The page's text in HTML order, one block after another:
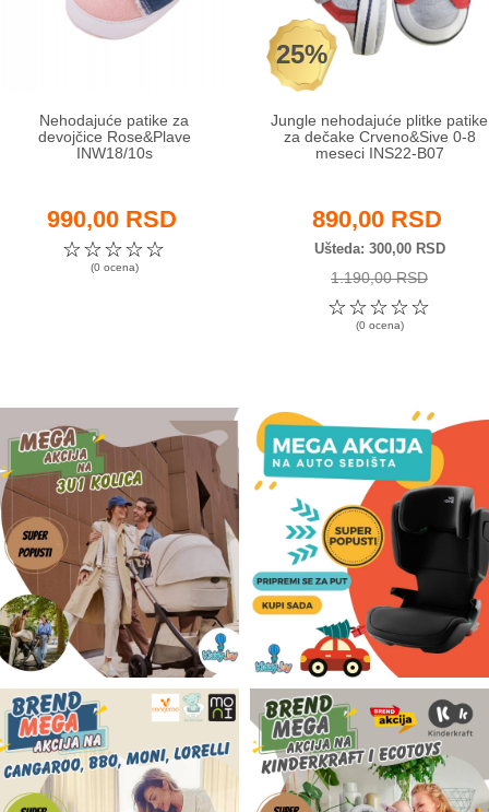
Nehodajuće patike za
devojčice Rose&Plave
INW18/10s
990,00 RSD
☆
☆
☆
☆
☆
(0 ocena)
25%
Jungle nehodajuće plitke patike
za dečake Crveno&Sive 0-8
meseci INS22-B07
890,00 RSD
Ušteda 300,00 RSD
1.190,00 RSD
☆
☆
☆
☆
☆
(0 ocena)